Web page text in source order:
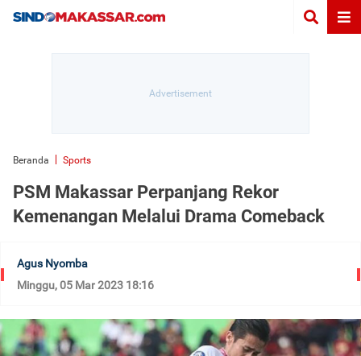
Beranda Sports
PSM Makassar Perpanjang Rekor
Kemenangan Melalui Drama Comeback
Agus Nyomba
Minggu, 05 Mar 2023 18:16